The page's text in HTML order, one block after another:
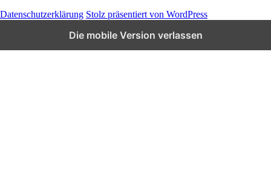
Datenschutzerklärung Stolz präsentiert von WordPress
Die mobile Version verlassen